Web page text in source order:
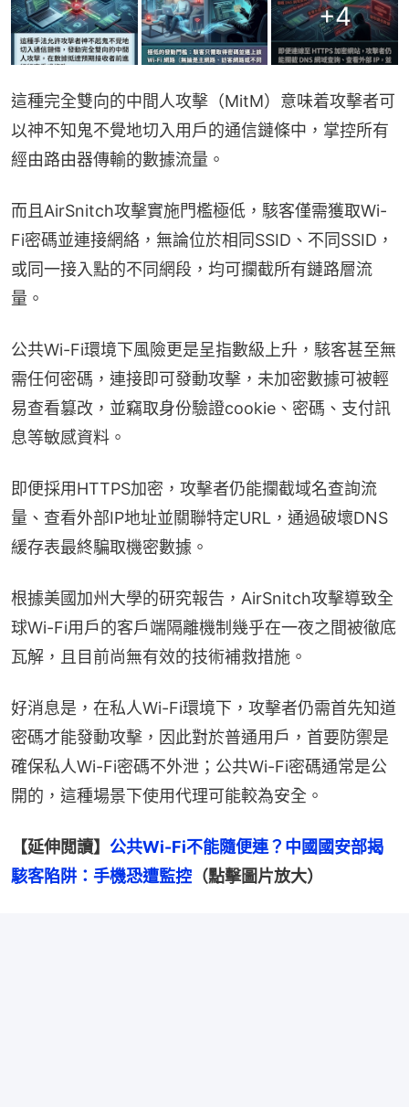
+4
這種完全雙向的中間人攻擊（MitM）意味着攻擊者可
以神不知鬼不覺地切入用戶的通信鏈條中，掌控所有
經由路由器傳輸的數據流量。
而且AirSnitch攻擊實施門檻極低，駭客僅需獲取Wi-
Fi密碼並連接網絡，無論位於相同SSID、不同SSID，
或同一接入點的不同網段，均可攔截所有鏈路層流
量。
公共Wi-Fi環境下風險更是呈指數級上升，駭客甚至無
需任何密碼，連接即可發動攻擊，未加密數據可被輕
易查看篡改，並竊取身份驗證cookie、密碼、支付訊
息等敏感資料。
即便採用HTTPS加密，攻擊者仍能攔截域名查詢流
量、查看外部IP地址並關聯特定URL，通過破壞DNS
緩存表最終騙取機密數據。
根據美國加州大學的研究報告，AirSnitch攻擊導致全
球Wi-Fi用戶的客戶端隔離機制幾乎在一夜之間被徹底
瓦解，且目前尚無有效的技術補救措施。
好消息是，在私人Wi-Fi環境下，攻擊者仍需首先知道
密碼才能發動攻擊，因此對於普通用戶，首要防禦是
確保私人Wi-Fi密碼不外泄；公共Wi-Fi密碼通常是公
開的，這種場景下使用代理可能較為安全。
【延伸閲讀】 公共Wi-Fi不能隨便連？中國國安部揭
駭客陷阱：手機恐遭監控 （點擊圖片放大）